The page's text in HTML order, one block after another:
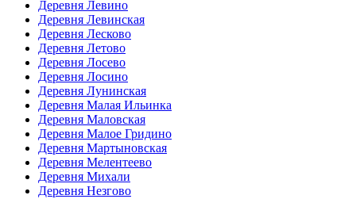
Деревня Левино
Деревня Левинская
Деревня Лесково
Деревня Летово
Деревня Лосево
Деревня Лосино
Деревня Лунинская
Деревня Малая Ильинка
Деревня Маловская
Деревня Малое Гридино
Деревня Мартыновская
Деревня Мелентеево
Деревня Михали
Деревня Незгово